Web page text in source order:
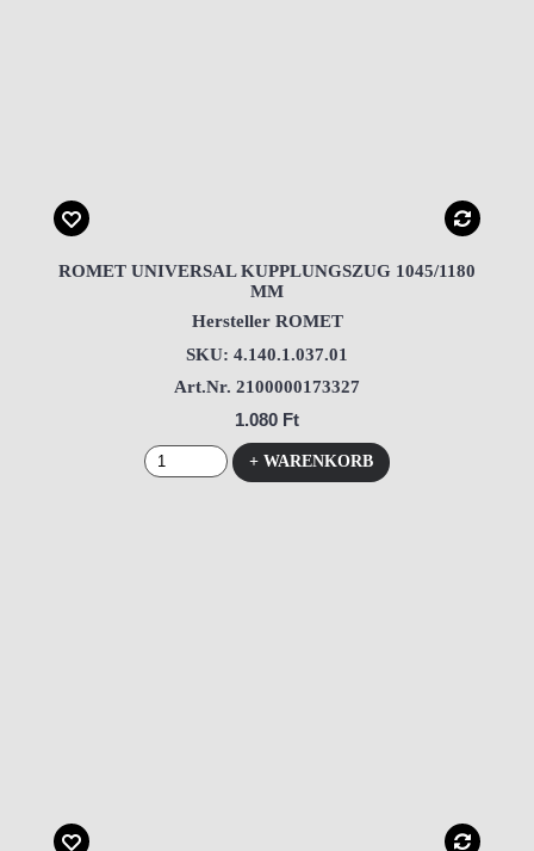
ROMET UNIVERSAL KUPPLUNGSZUG 1045/1180
MM
Hersteller ROMET
SKU: 4.140.1.037.01
Art.Nr. 2100000173327
1.080 Ft
+ WARENKORB